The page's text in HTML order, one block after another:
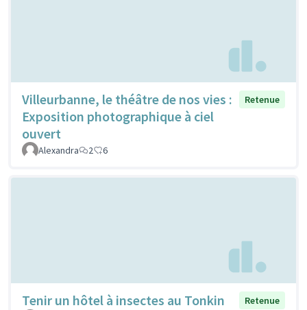
Villeurbanne, le théâtre de nos vies :
Exposition photographique à ciel
ouvert
Retenue
Alexandra 2 6
Tenir un hôtel à insectes au Tonkin
Retenue